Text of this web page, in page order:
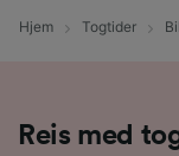
Hjem Togtider
Reis med